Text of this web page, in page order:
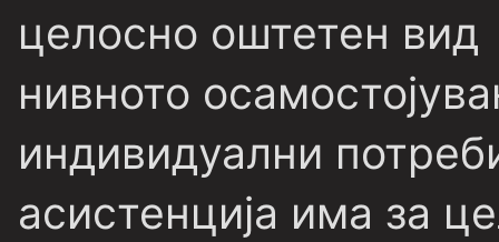
целосно оштетен
нивното
индивидуални
асистенција има за